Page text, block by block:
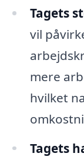
Tagets
vil
mere
hvilket
Tagets